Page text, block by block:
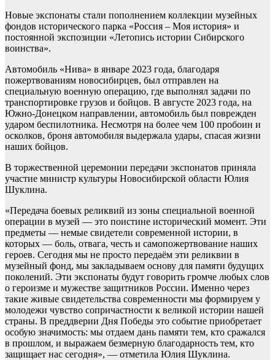
Новые экспонаты стали пополнением коллекции музейных
фондов исторического парка «Россия – Моя история» и
постоянной экспозиции «Летопись истории Сибирского
воинства».
Автомобиль «Нива» в январе 2023 года, благодаря
пожертвованиям новосибирцев, был отправлен на
специальную военную операцию, где выполнял задачи по
транспортировке грузов и бойцов. В августе 2023 года, на
Южно-Донецком направлении, автомобиль был поврежден
ударом беспилотника. Несмотря на более чем 100 пробоин и
осколков, броня автомобиля выдержала удары, спасая жизни
наших бойцов.
В торжественной церемонии передачи экспонатов приняла
участие министр культуры Новосибирской области Юлия
Шуклина.
«Передача боевых реликвий из зоны специальной военной
операции в музей — это поистине исторический момент. Эти
предметы — немые свидетели современной истории, в
которых — боль, отвага, честь и самопожертвование наших
героев. Сегодня мы не просто передаём эти реликвии в
музейный фонд, мы закладываем основу для памяти будущих
поколений. Эти экспонаты будут говорить громче любых слов
о героизме и мужестве защитников России. Именно через
такие живые свидетельства современности мы формируем у
молодежи чувство сопричастности к великой истории нашей
страны. В преддверии Дня Победы это событие приобретает
особую значимость: мы отдаем дань памяти тем, кто сражался
в прошлом, и выражаем безмерную благодарность тем, кто
защищает нас сегодня», — отметила Юлия Шуклина.